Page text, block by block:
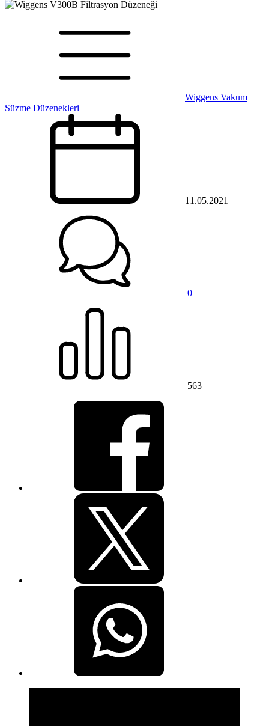
Wiggens Vakum
Süzme Düzenekleri
11.05.2021
0
563